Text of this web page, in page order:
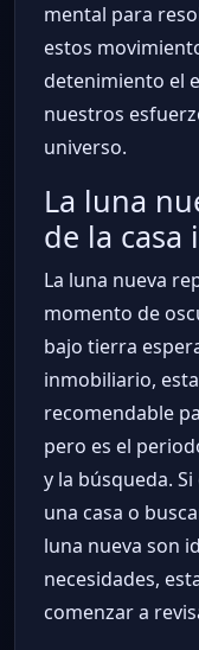
mental para
estos
detenimiento el
nuestros
universo.
La luna
de la casa
La luna nueva
momento de
bajo tierra
inmobiliario,
recomendable
pero es el
y la búsqueda.
una casa o
luna nueva son
necesidades,
comenzar a